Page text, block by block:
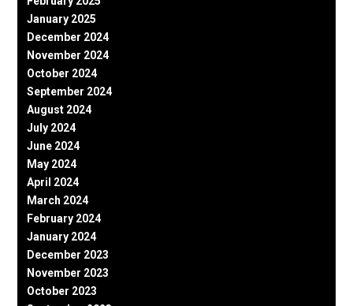
January 2025
December 2024
November 2024
October 2024
September 2024
August 2024
July 2024
June 2024
May 2024
April 2024
March 2024
February 2024
January 2024
December 2023
November 2023
October 2023